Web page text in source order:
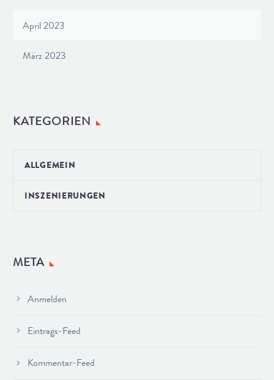
April 2023
März 2023
KATEGORIEN
ALLGEMEIN
INSZENIERUNGEN
META
Anmelden
Eintrags-Feed
Kommentar-Feed